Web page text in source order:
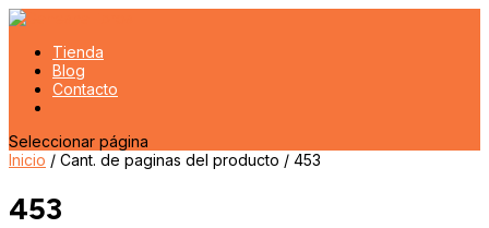
Tienda
Blog
Contacto
Seleccionar página
Inicio / Cant. de paginas del producto / 453
453